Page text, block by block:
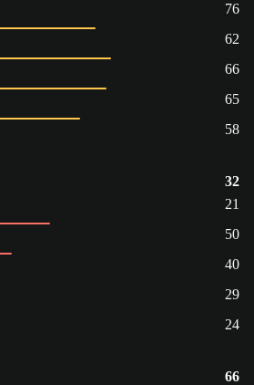
76
62
66
65
58
32
21
50
40
29
24
66